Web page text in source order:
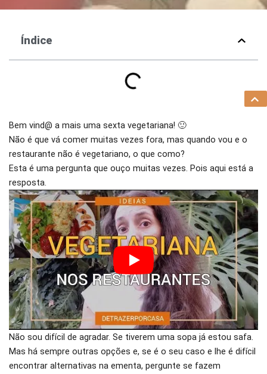
Índice
Bem vind@ a mais uma sexta vegetariana! 🙂
Não é que vá comer muitas vezes fora, mas quando vou e o
restaurante não é vegetariano, o que como?
Esta é uma pergunta que ouço muitas vezes. Pois aqui está a
resposta.
Não sou difícil de agradar. Se tiverem uma sopa já estou safa.
Mas há sempre outras opções e, se é o seu caso e lhe é difícil
encontrar alternativas na ementa, pergunte se fazem